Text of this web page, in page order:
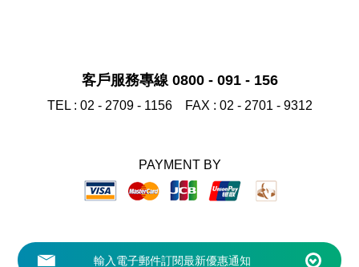
客戶服務專線 0800 - 091 - 156
TEL : 02 - 2709 - 1156 FAX : 02 - 2701 - 9312
PAYMENT BY